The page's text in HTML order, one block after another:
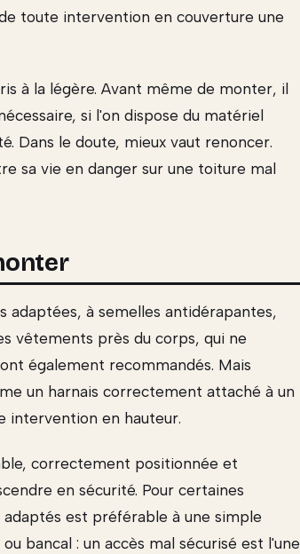
toute intervention en couverture une
à la légère. Avant même de monter, il
si l'on dispose du matériel
Dans le doute, mieux vaut renoncer.
sa vie en danger sur une toiture mal
adaptées, à semelles antidérapantes,
vêtements près du corps, qui ne
également recommandés. Mais
un harnais correctement attaché à un
intervention en hauteur.
correctement positionnée et
en sécurité. Pour certaines
est préférable à une simple
bancal : un accès mal sécurisé est l'une